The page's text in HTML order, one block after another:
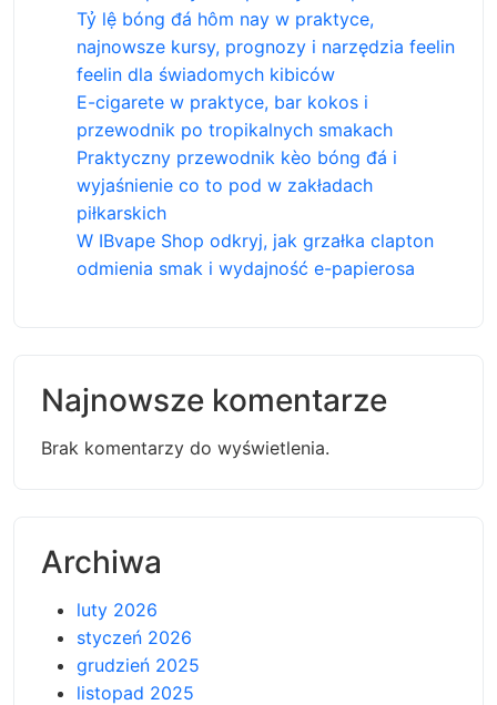
Tỷ lệ bóng đá hôm nay w praktyce,
najnowsze kursy, prognozy i narzędzia feelin
feelin dla świadomych kibiców
E-cigarete w praktyce, bar kokos i
przewodnik po tropikalnych smakach
Praktyczny przewodnik kèo bóng đá i
wyjaśnienie co to pod w zakładach
piłkarskich
W IBvape Shop odkryj, jak grzałka clapton
odmienia smak i wydajność e-papierosa
Najnowsze komentarze
Brak komentarzy do wyświetlenia.
Archiwa
luty 2026
styczeń 2026
grudzień 2025
listopad 2025